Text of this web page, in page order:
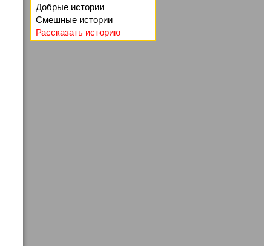
Добрые истории
Смешные истории
Рассказать историю